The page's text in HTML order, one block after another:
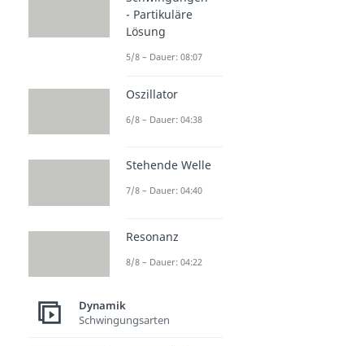
- Partikuläre
Lösung
5/8 – Dauer: 08:07
Oszillator
6/8 – Dauer: 04:38
Stehende Welle
7/8 – Dauer: 04:40
Resonanz
8/8 – Dauer: 04:22
Dynamik
Schwingungsarten